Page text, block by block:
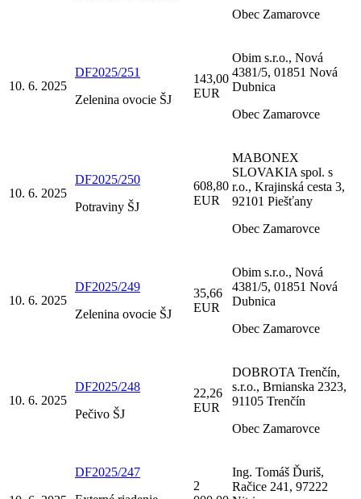
Obec Zamarovce
10. 6. 2025
DF2025/251
Zelenina ovocie ŠJ
143,00
EUR
Obim s.r.o., Nová
4381/5, 01851 Nová
Dubnica
Obec Zamarovce
10. 6. 2025
DF2025/250
Potraviny ŠJ
608,80
EUR
MABONEX
SLOVAKIA spol. s
r.o., Krajinská cesta 3,
92101 Piešťany
Obec Zamarovce
10. 6. 2025
DF2025/249
Zelenina ovocie ŠJ
35,66
EUR
Obim s.r.o., Nová
4381/5, 01851 Nová
Dubnica
Obec Zamarovce
10. 6. 2025
DF2025/248
Pečivo ŠJ
22,26
EUR
DOBROTA Trenčín,
s.r.o., Brnianska 2323,
91105 Trenčín
Obec Zamarovce
DF2025/247
2
Ing. Tomáš Ďuriš,
Račice 241, 97222